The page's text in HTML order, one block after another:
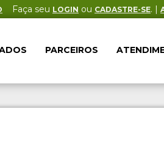
Faça seu LOGIN ou CADASTRE-SE. |
PARCEIROS